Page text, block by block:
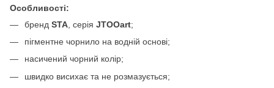
Особливості:
бренд STA , серія JTOOart;
пігментне чорнило на водній основі;
насичений чорний колір;
швидко висихає та не розмазується;